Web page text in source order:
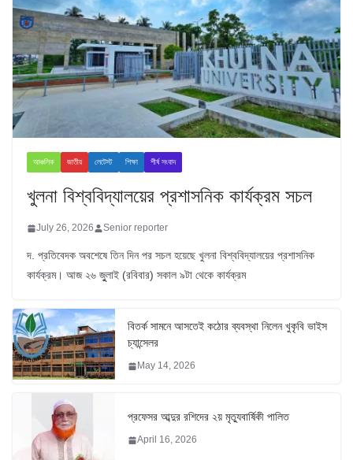
আঞ্চলিক জাতীয় লেটেস্ট শিক্ষা শীর্ষ সংবাদ
খুলনা বিশ্ববিদ্যালয়ের প্রশাসনিক কার্যক্রম সচল
July 26, 2026 Senior reporter
দ. প্রতিবেদক অবশেষে তিন দিন পর সচল হয়েছে খুলনা বিশ্ববিদ্যালয়ের প্রশাসনিক
কার্যক্রম। আজ ২৬ জুুলাই (রবিবার) সকাল ৯টা থেকে কার্যক্রম
বিতর্ক সামনে আসতেই কঠোর ব্যবস্থা নিলেন খুকৃবি ভাইস
চ্যান্সেলর
May 14, 2026
প্রফেসর আব্দুর রশিদের ২য় মৃত্যুবার্ষিকী পালিত
April 16, 2026